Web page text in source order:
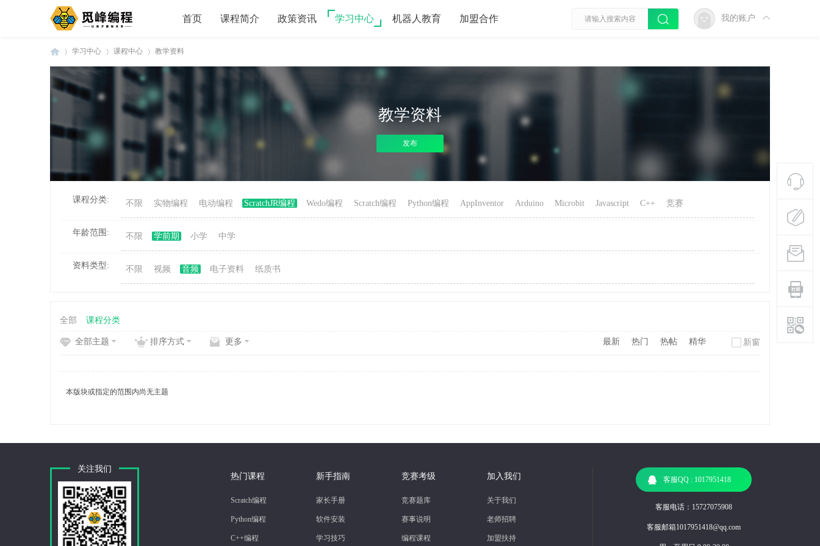
首页 课程简介 政策资讯 学习中心 机器人教育 加盟合作 我的账户
觅
程
学习中心
›
课程中心 教学资料
教学资料
发布
课程分类: 不限 实物编程 电动编程 ScratchJR编程 Wedo编程 Scratch编程 Python编程 AppInventor Arduino Microbit Javascript C++ 竞赛
年龄范围: 不限 学前期 小学 中学
资料类型: 不限 视频 音频 电子资料 纸质书
全部 课程分类
新窗
全部主题 排序方式 更多 最新 热门 热帖 精华
本版块或指定的范围内尚无主题
关注我们
热门课程
Scratch编程
Python编程
C++编程
新手指南
家长手册
软件安装
学习技巧
竞赛考级
竞赛题库
赛事说明
编程课程
加入我们
关于我们
老师招聘
加盟扶持
客服QQ : 1017951418
客服电话：15727075908
客服邮箱1017951418@qq.com